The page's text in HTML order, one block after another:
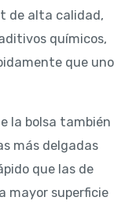
de alta calidad,
químicos,
que uno
la bolsa también
más delgadas
que las de
mayor superficie